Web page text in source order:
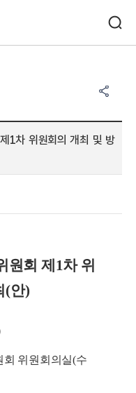
1차 위원회의 개최 및 방
원회 제1차 위
(안)
위원회의실(수